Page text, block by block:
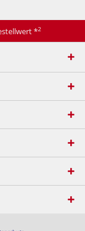
*2